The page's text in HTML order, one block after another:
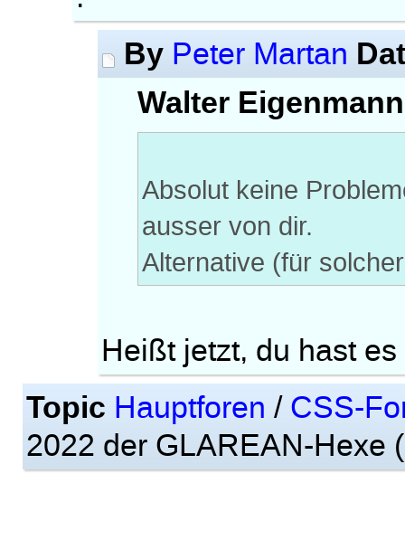
By Peter Martan
Walter
Absolut keine
ausser von dir.
Alternative (für
Heißt jetzt, du hast
Topic Hauptforen / CSS-
2022 der GLAREAN-Hexe